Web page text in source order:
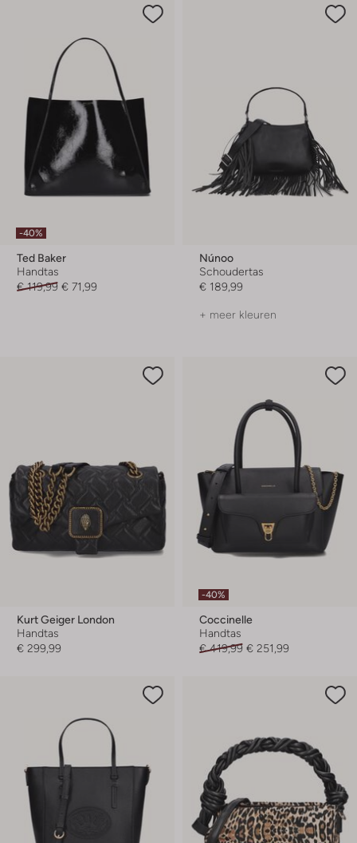
-40%
Ted Baker
Handtas
€ 119,99 € 71,99
Núnoo
Schoudertas
€ 189,99
+ meer kleuren
Kurt Geiger London
Handtas
€ 299,99
-40%
Coccinelle
Handtas
€ 419,99 € 251,99